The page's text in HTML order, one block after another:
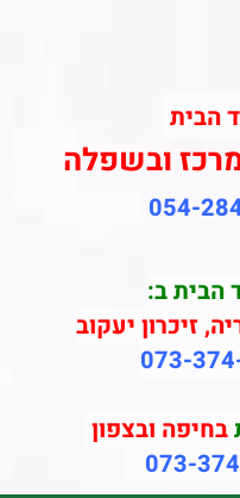
הבית
ובשפלה
054-
הבית ב:
זיכרון יעקוב
073-
בחיפה ובצפון
073-